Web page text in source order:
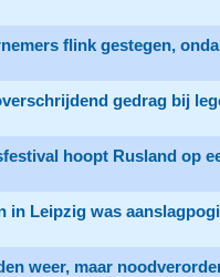
flink gestegen,
gedrag bij
hoopt Rusland op
in Leipzig was
weer, maar